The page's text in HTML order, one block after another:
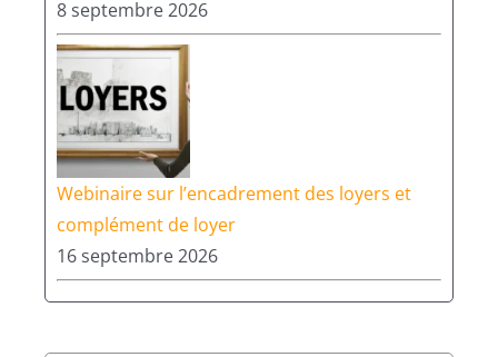
8 septembre 2026
Webinaire sur l’encadrement des loyers et
complément de loyer
16 septembre 2026